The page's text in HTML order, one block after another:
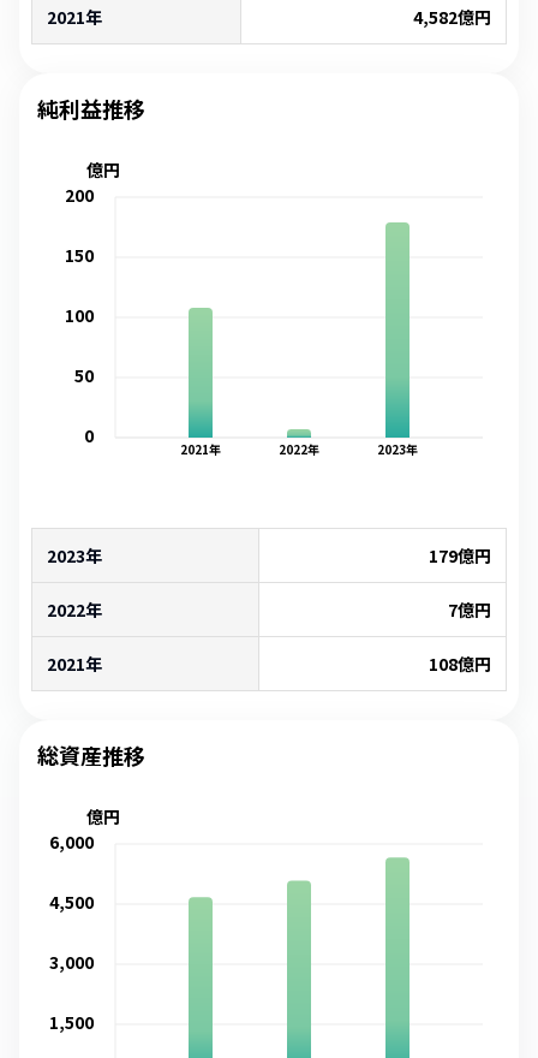
2021年 4,582億円
純利益推移
2021年 2022年 2023年
0
50
100
150
200
億円
2023年 179億円
2022年 7億円
2021年 108億円
総資産推移
1,500
3,000
4,500
6,000
億円